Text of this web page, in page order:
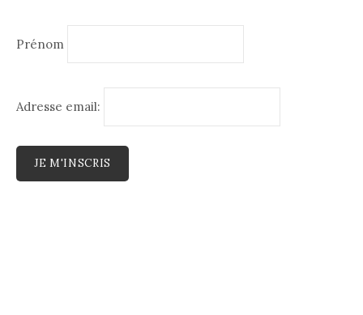
Prénom
Adresse email: